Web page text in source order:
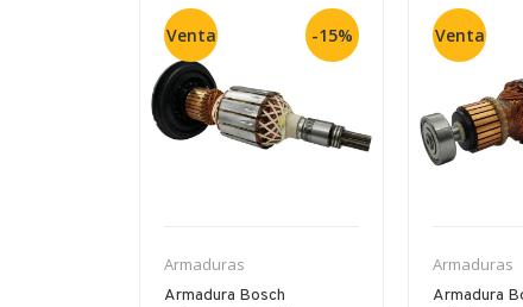
Venta -15%
Armaduras
Armadura Bosch
Venta
Armaduras
Armadura